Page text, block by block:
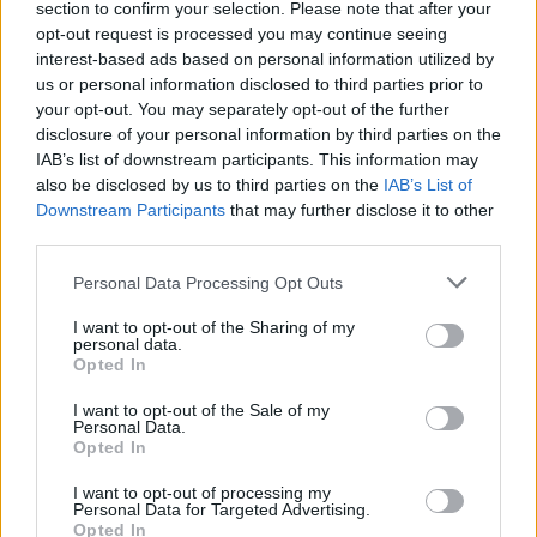
section to confirm your selection. Please note that after your
opt-out request is processed you may continue seeing
interest-based ads based on personal information utilized by
us or personal information disclosed to third parties prior to
your opt-out. You may separately opt-out of the further
disclosure of your personal information by third parties on the
IAB’s list of downstream participants. This information may
also be disclosed by us to third parties on the IAB’s List of
Downstream Participants that may further disclose it to other
Personal Data Processing Opt Outs
I want to opt-out of the Sharing of my
personal data.
Opted In
I want to opt-out of the Sale of my
Personal Data.
Opted In
I want to opt-out of processing my
Personal Data for Targeted Advertising.
Opted In
ΔΕΙΤΕ ΕΠΙΣΗΣ
ΣΤΗΝ ΙΔΙΑ ΚΑΤΗΓΟΡΙΑ
Βάλια Χατζηθεοδώρου: Μπικίνι
και βραδινές έξοδοι στη
ΣΉΜΕΡΑ
Η παρουσιάστρια μοιράστηκε στο
Instagram σειρά στιγμιότυπων από τις
Η Γαρυφαλλιά Καληφώνη στην
ΣΉΜΕΡΑ